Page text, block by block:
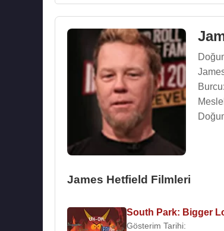
Burcu:
James Hetfield Filmleri
South Park: Bigger
Gösterim Tarihi: